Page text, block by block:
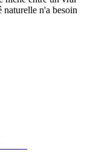
naturelle n'a besoin